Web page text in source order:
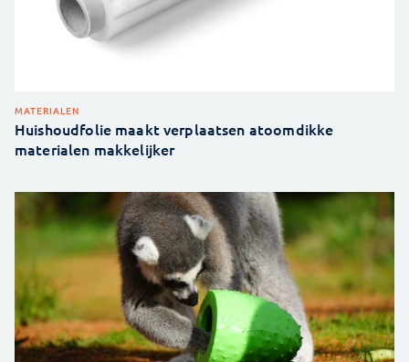
MATERIALEN
Huishoudfolie maakt verplaatsen atoomdikke
materialen makkelijker